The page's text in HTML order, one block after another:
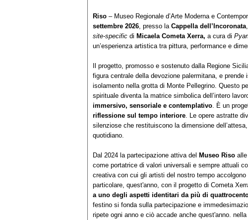
Riso – Museo Regionale d’Arte Moderna e
settembre 2026 , presso la Cappella dell’Incoronata
site-specific di Micaela Cometa Xerra, a cura di
un’esperienza artistica tra pittura, performance e
Il progetto, promosso e sostenuto dalla Regione
figura centrale della devozione palermitana, e
isolamento nella grotta di Monte Pellegrino. Questo
spirituale diventa la matrice simbolica dell’intero
immersivo, sensoriale e contemplativo . È un
riflessione sul tempo interiore . Le opere astratte
silenziose che restituiscono la dimensione
quotidiano.
Dal 2024 la partecipazione attiva del Museo Riso
come portatrice di valori universali e sempre attuali
creativa con cui gli artisti del nostro tempo
particolare, quest'anno, con il progetto di Cometa
a uno degli aspetti identitari da più di
festino si fonda sulla partecipazione e
ripete ogni anno e ciò accade anche quest'anno. nella